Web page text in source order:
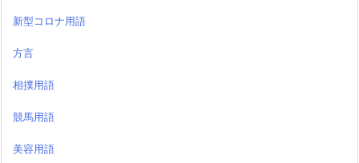
新型コロナ用語
方言
相撲用語
競馬用語
美容用語